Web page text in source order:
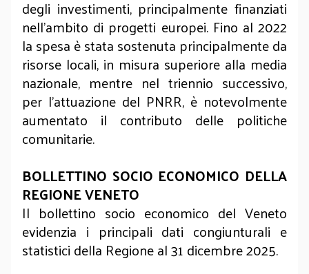
degli investimenti, principalmente finanziati
nell'ambito di progetti europei. Fino al 2022
la spesa è stata sostenuta principalmente da
risorse locali, in misura superiore alla media
nazionale, mentre nel triennio successivo,
per l'attuazione del PNRR, è notevolmente
aumentato il contributo delle politiche
comunitarie.
BOLLETTINO SOCIO ECONOMICO DELLA
REGIONE VENETO
Il bollettino socio economico del Veneto
evidenzia i principali dati congiunturali e
statistici della Regione al 31 dicembre 2025.